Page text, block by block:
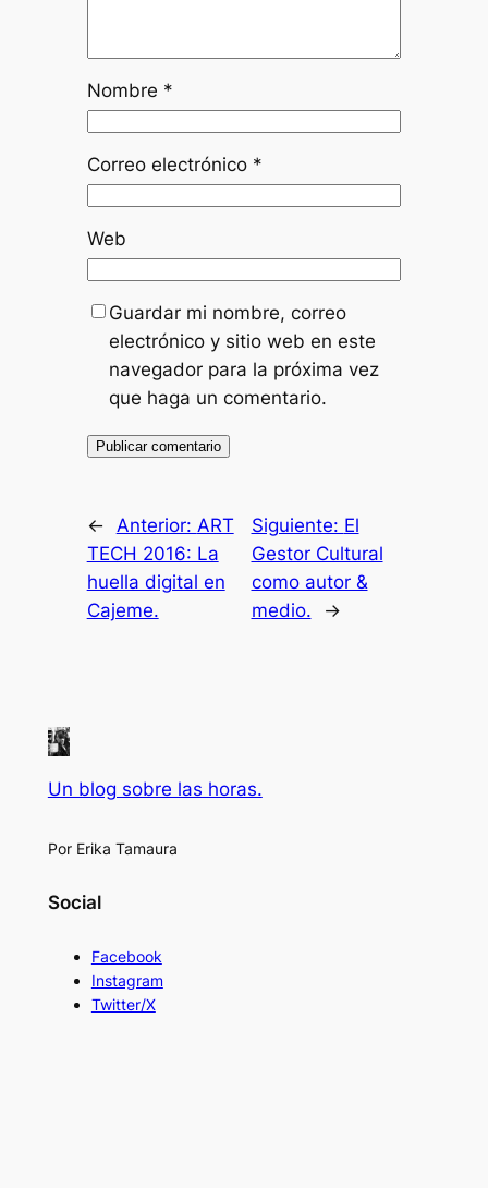
Nombre *
Correo electrónico *
Web
Guardar mi nombre, correo
electrónico y sitio web en este
navegador para la próxima vez
que haga un comentario.
← Anterior: ART
TECH 2016: La
huella digital en
Cajeme.
Siguiente: El
Gestor Cultural
como autor &
medio.
→
Un blog sobre las horas.
Por Erika Tamaura
Social
Facebook
Instagram
Twitter/X